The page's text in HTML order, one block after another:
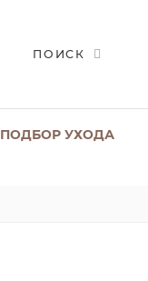
ПОИСК
ПОДБОР УХОДА